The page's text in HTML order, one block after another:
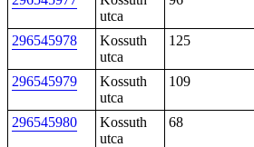
utca
296545978
Kossuth
utca
125
296545979
Kossuth
utca
109
296545980
Kossuth
utca
68